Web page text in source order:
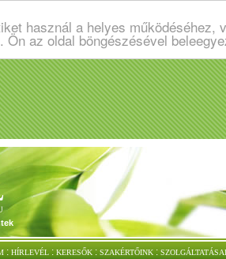
használ a helyes
Ön az oldal böngészésével
: HÍRLEVÉL : KERESŐK : SZAKÉRTŐINK :